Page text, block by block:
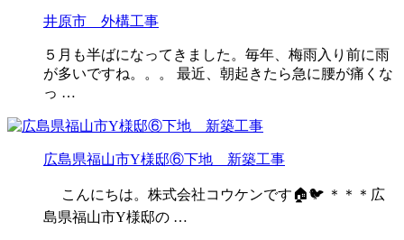
井原市 外構工事
５月も半ばになってきました。毎年、梅雨入り前に雨
が多いですね。。。 最近、朝起きたら急に腰が痛くな
っ …
広島県福山市Y様邸⑥下地 新築工事
こんにちは。株式会社コウケンです🏠🐦 ＊＊＊広
島県福山市Y様邸の …